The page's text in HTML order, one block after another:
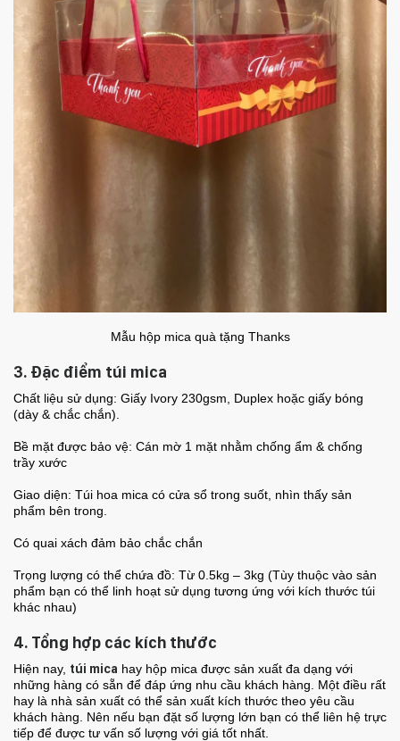
Mẫu hộp mica quà tặng Thanks
3. Đặc điểm túi mica
Chất liệu sử dụng: Giấy Ivory 230gsm, Duplex hoặc giấy bóng
(dày & chắc chắn).
Bề mặt được bảo vệ: Cán mờ 1 mặt nhằm chống ẩm & chống
trầy xước
Giao diện: Túi hoa mica có cửa sổ trong suốt, nhìn thấy sản
phẩm bên trong.
Có quai xách đảm bảo chắc chắn
Trọng lượng có thể chứa đồ: Từ 0.5kg – 3kg (Tùy thuộc vào sản
phẩm bạn có thể linh hoạt sử dụng tương ứng với kích thước túi
khác nhau)
4. Tổng hợp các kích thước
Hiện nay, túi mica hay hộp mica được sản xuất đa dạng với
những hàng có sẵn để đáp ứng nhu cầu khách hàng. Một điều rất
hay là nhà sản xuất có thể sản xuất kích thước theo yêu cầu
khách hàng. Nên nếu bạn đặt số lượng lớn bạn có thể liên hệ trực
tiếp để được tư vấn số lượng với giá tốt nhất.